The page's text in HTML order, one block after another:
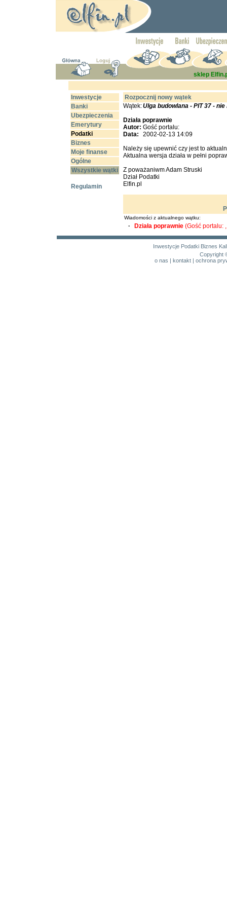
sklep
Inwestycje
Banki
Ubezpieczenia
Emerytury
Podatki
Biznes
Moje finanse
Ogólne
Wszystkie wątki
Regulamin
Rozpocznij nowy wątek
Wątek:Ulga budowlana - PIT 37 -
Działa poprawnie
Autor: Gość portalu:
Data:
2002-02-13 14:09
Należy się upewnić czy jest to
Aktualna wersja działa w pełni
Z poważaniwm Adam Struski
Dział Podatki
Elfin.pl
Wiadomości z aktualnego wątku:
· Działa poprawnie (Gość portalu:
Inwestycje Podatki Biznes
Copyright
o nas | kontakt| ochrona